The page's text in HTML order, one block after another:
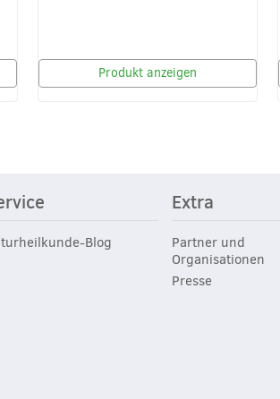
Produkt anzeigen
Blog
Extra
Partner und
Organisationen
Presse